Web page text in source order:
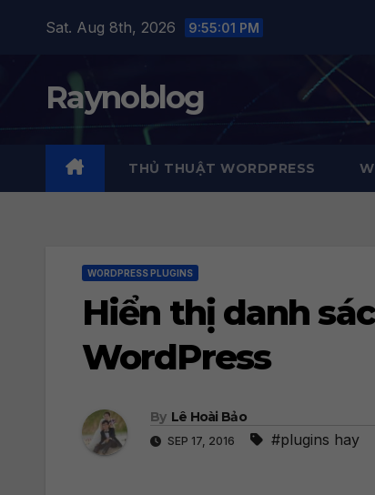
Sat. Aug 8th, 2026 9:55:02 PM
Raynoblog
THỦ THUẬT WORDPRESS
WORDPRESS PLUGINS
Hiển thị danh
WordPress
By Lê Hoài Bảo
SEP 17, 2016 #plugins hay